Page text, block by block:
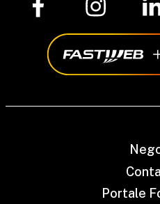
Portale